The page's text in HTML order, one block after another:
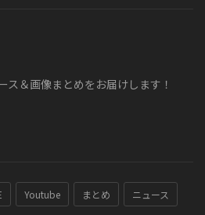
ス＆画像まとめをお届けします！
Youtube まとめ ニュース